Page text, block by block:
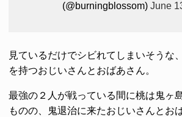
(@burningblossom) June
見ているだけでシビれてしまいそうな
を持つおじいさんとおばあさん。
最強の２人が戦っている間に桃は鬼ヶ
ものの、鬼退治に来たおじいさんとお